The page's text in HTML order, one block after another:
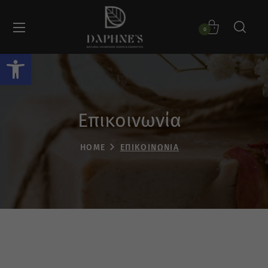
Ανοίξτε τη γραμμή εργαλείων
0
Επικοινωνία
HOME ΕΠΙΚΟΙΝΩΝΊΑ